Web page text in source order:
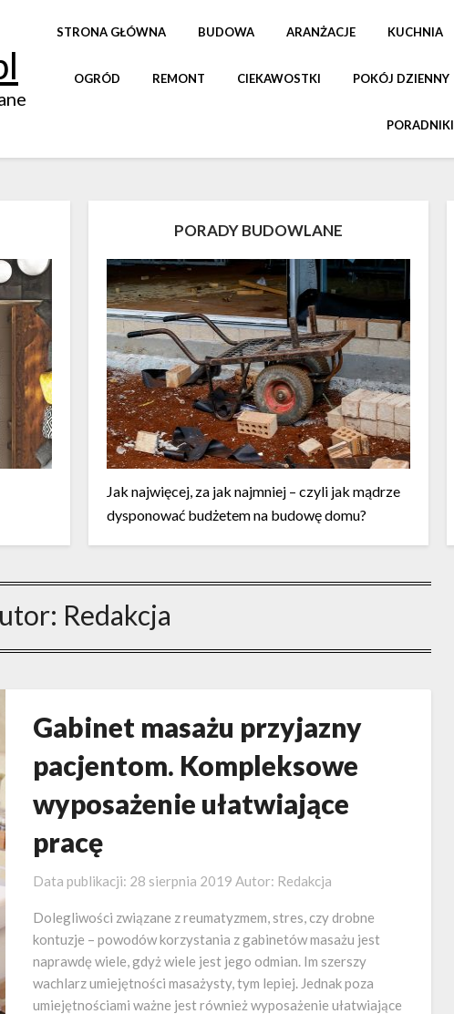
STRONA GŁÓWNA BUDOWA ARANŻACJE KUCHNIA
OGRÓD REMONT CIEKAWOSTKI POKÓJ DZIENNY
PORADNIKI
PORADY BUDOWLANE
Jak najwięcej, za jak najmniej – czyli jak mądrze
dysponować budżetem na budowę domu?
Redakcja
Gabinet masażu przyjazny
pacjentom. Kompleksowe
wyposażenie ułatwiające
pracę
Data publikacji: 28 sierpnia 2019 Autor: Redakcja
Dolegliwości związane z reumatyzmem, stres, czy drobne
kontuzje – powodów korzystania z gabinetów masażu jest
naprawdę wiele, gdyż wiele jest jego odmian. Im szerszy
wachlarz umiejętności masażysty, tym lepiej. Jednak poza
umiejętnościami ważne jest również wyposażenie ułatwiające